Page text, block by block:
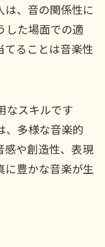
は、音の関係性に
した場面での適
てることは音楽性
なスキルです
、多様な音楽的
感や創造性、表現
に豊かな音楽が生